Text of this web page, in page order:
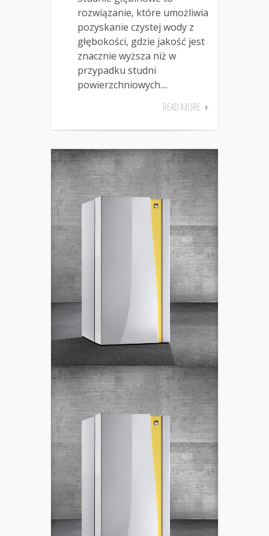
rozwiązanie, które umożliwia
pozyskanie czystej wody z
głębokości, gdzie jakość jest
znacznie wyższa niż w
przypadku studni
powierzchniowych....
READ MORE